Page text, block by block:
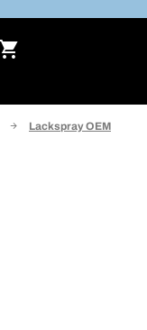
Lackspray OEM